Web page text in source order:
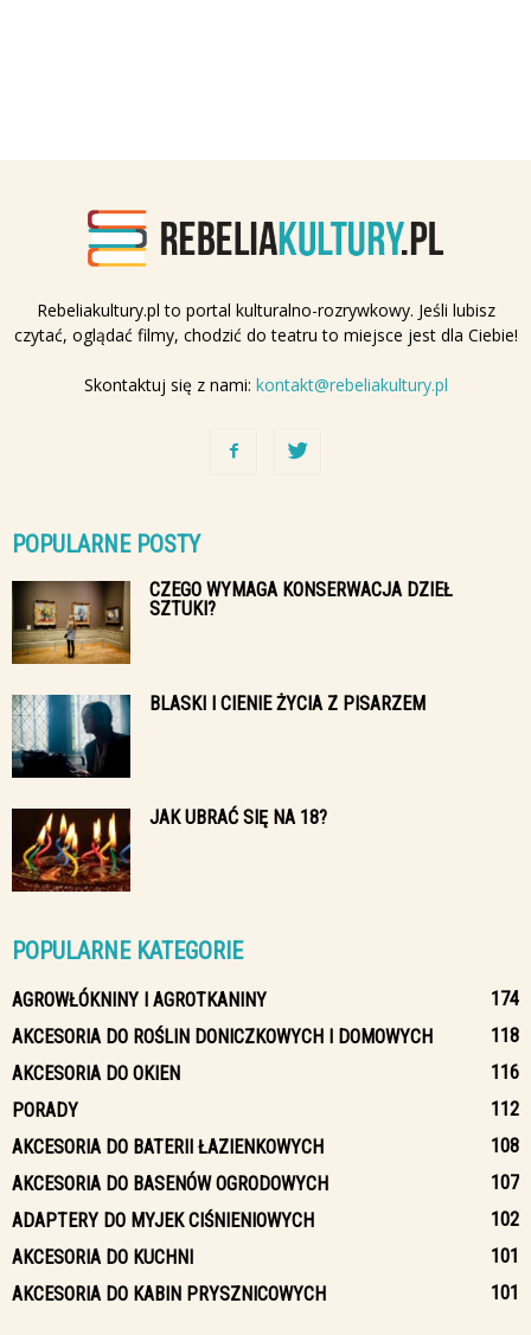
Rebeliakultury.pl to portal kulturalno-rozrywkowy. Jeśli lubisz
czytać, oglądać filmy, chodzić do teatru to miejsce jest dla Ciebie!
Skontaktuj się z nami: kontakt@rebeliakultury.pl
POPULARNE POSTY
CZEGO WYMAGA KONSERWACJA DZIEŁ
SZTUKI?
BLASKI I CIENIE ŻYCIA Z PISARZEM
JAK UBRAĆ SIĘ NA 18?
POPULARNE KATEGORIE
AGROWŁÓKNINY I AGROTKANINY
174
AKCESORIA DO ROŚLIN DONICZKOWYCH I DOMOWYCH
118
AKCESORIA DO OKIEN
116
PORADY
112
AKCESORIA DO BATERII ŁAZIENKOWYCH
108
AKCESORIA DO BASENÓW OGRODOWYCH
107
ADAPTERY DO MYJEK CIŚNIENIOWYCH
102
AKCESORIA DO KUCHNI
101
AKCESORIA DO KABIN PRYSZNICOWYCH
101